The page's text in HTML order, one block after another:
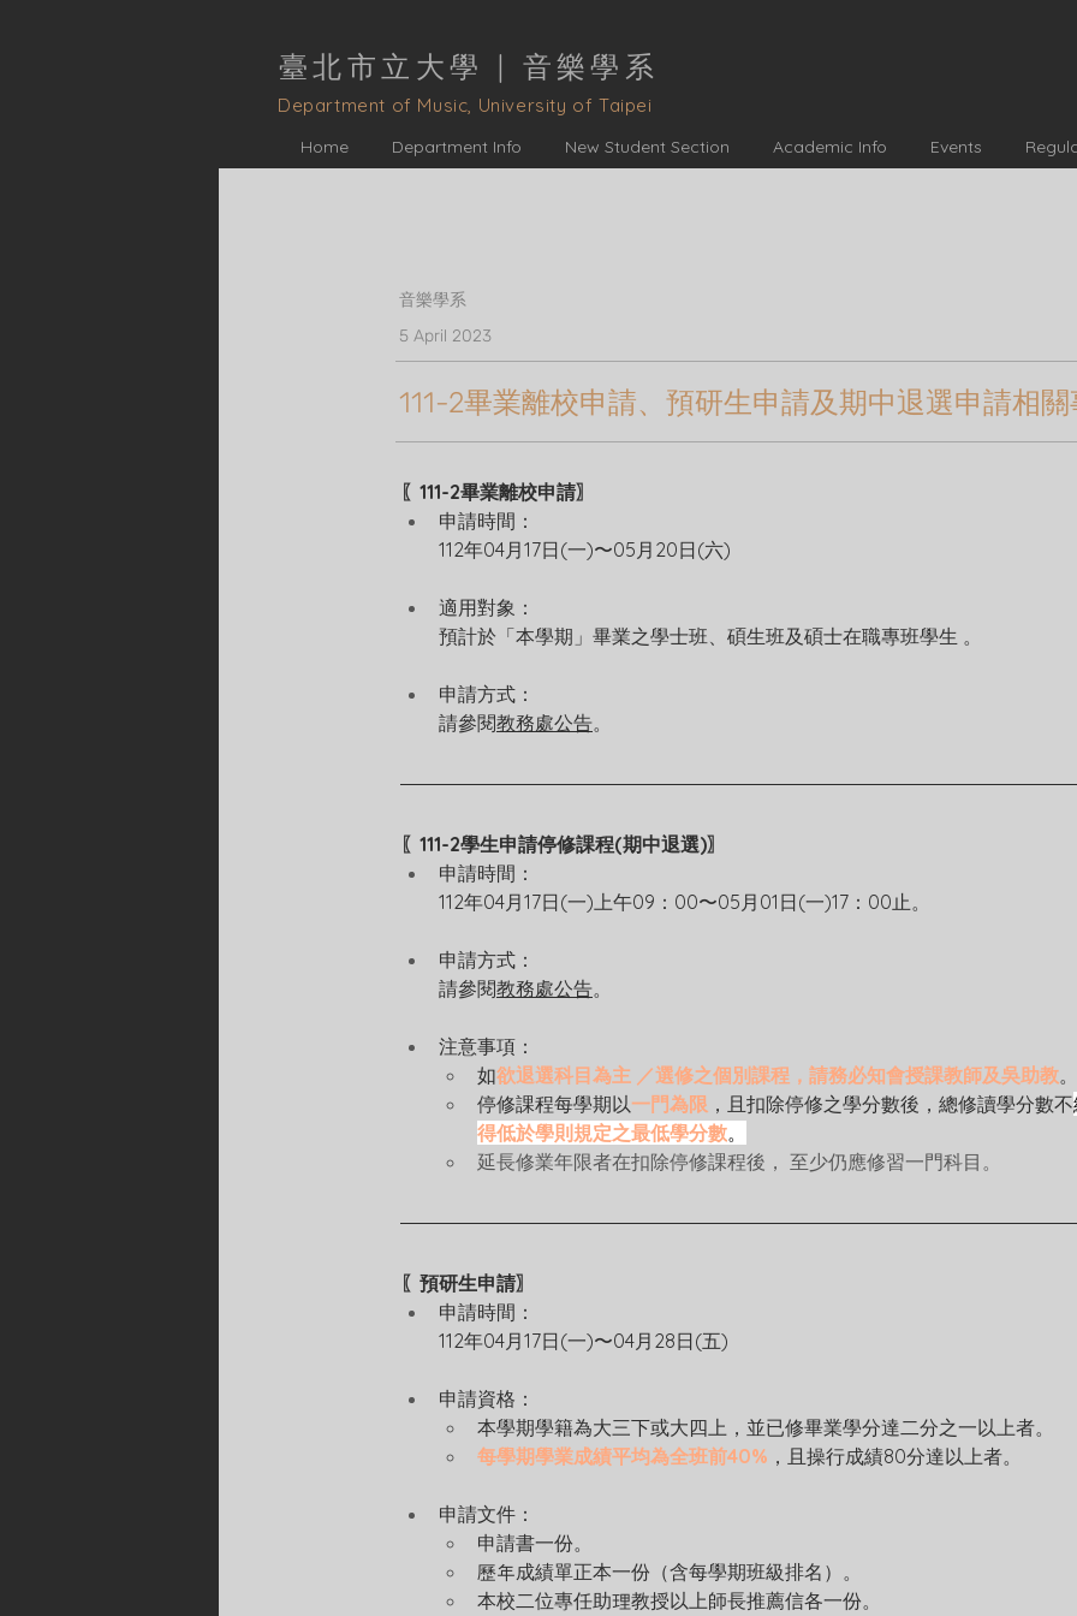
Department of Music, University of Taipei
臺北市立大學 | 音樂學 系
Home Department Info New Student Section Academic Info Events
音樂學系
5 April 2023
111-2畢業離校申請、預研生申請及期中退選申請相
〖111-2畢業離校申請〗
申請時間：
112年04月17日(一)〜05月20日(六)
適用對象：
預計於「本學期」畢業之學士班、碩生班及碩士在職專班學生 。
申請方式：
請參閱教務處公告。
〖111-2學生申請停修課程(期中退選)〗
申請時間：
112年04月17日(一)上午09：00〜05月01日(一)17：00止。
申請方式：
請參閱教務處公告。
注意事項：
如欲退選科目為主 ／選修之個別課程，請務必知會授課教師及吳助教。
停修課程每學期以一門為限 ，且扣除停修之學分數後，總修讀學分數不
得低於學則規定之最低學分數。
延長修業年限者在扣除停修課程後， 至少仍應修習一門科目。
〖預研生申請〗
申請時間：
112年04月17日(一)〜04月28日(五)
申請資格：
本學期學籍為大三下或大四上，並已修畢業學分達二分之一以上者。
每學期學業成績平均為全班前40% ，且操行成績80分達以上者。
申請文件：
申請書一份。
歷年成績單正本一份（含每學期班級排名）。
本校二位專任助理教授以上師長推薦信各一份。